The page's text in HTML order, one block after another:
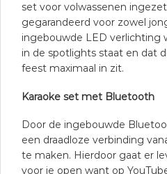
set voor volwassenen
gegarandeerd voor zowel
ingebouwde LED verlichting
in de spotlights staat en dat
feest maximaal in zit.
Karaoke set met Bluetooth
Door de ingebouwde
een draadloze verbinding
te maken. Hierdoor gaat er
voor je open want op